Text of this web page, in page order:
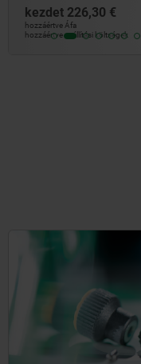
kezdet79,88 €
hozzáértve Áfa
hozzáértve szállítási költségek